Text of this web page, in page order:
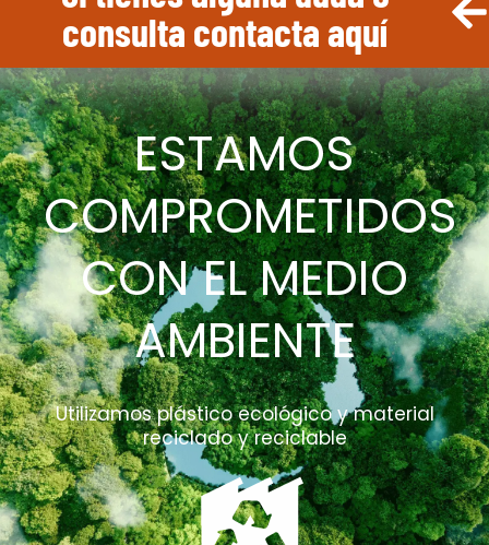
consulta contacta aquí
ESTAMOS
COMPROMETIDOS
CON EL MEDIO
AMBIENTE
Utilizamos plástico ecológico y material
reciclado y reciclable